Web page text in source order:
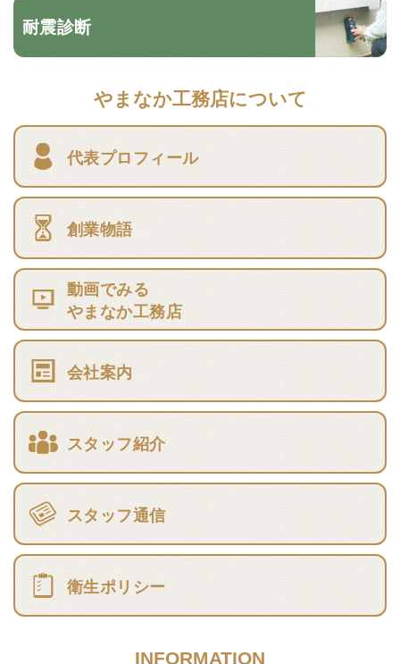
耐震診断
やまなか工務店について
代表プロフィール
創業物語
動画でみる
やまなか工務店
会社案内
スタッフ紹介
スタッフ通信
衛生ポリシー
INFORMATION